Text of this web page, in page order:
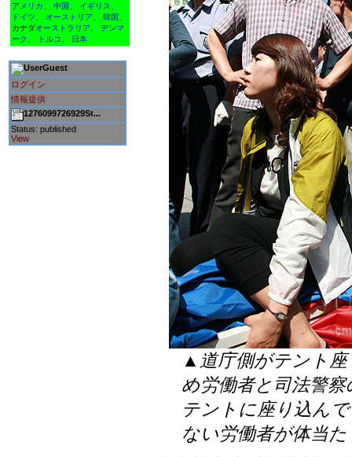
アメリカ 中国 イギリス
ドイツ
オーストリア 韓国
カナダオーストラリア
デンマ
ーク
トルコ 日本
Guest
ログイン
情報提供
1276099726929St...
Status: published
View
▲道庁側がテント
め労働者と司法警
テントに座り込ん
ない労働者が体当